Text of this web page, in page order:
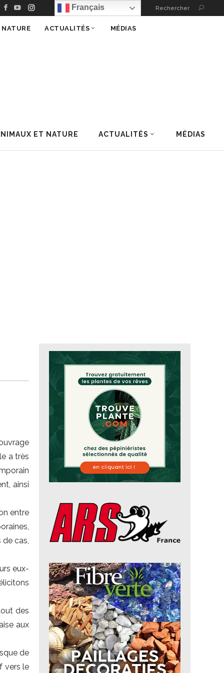
Français Rechercher
ET NATURE ACTUALITÉS MÉDIAS
ACTUALITÉS MÉDIAS
a très
ainsi
entre
de cas,
eux-
des
aux
de
vers le